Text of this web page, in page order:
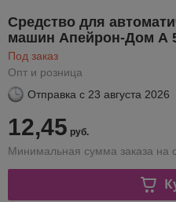
Cредство для
машин Апейрон-Дом А
Под заказ
Опт и розница
Отправка с 23 августа 2026
12,45 руб.
Минимальная сумма заказа на